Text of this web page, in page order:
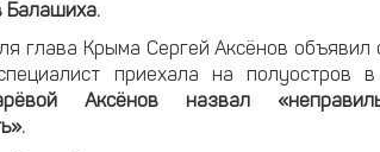
Балашиха.
глава Крыма Сергей Аксёнов объявил
приехала на
Аксёнов назвал